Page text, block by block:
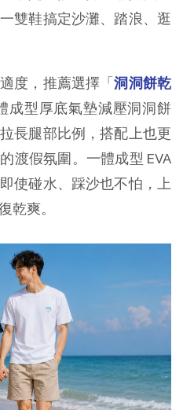
雙鞋搞定沙灘、踏浪、逛
度，推薦選擇「洞洞餅乾
成型厚底氣墊減壓洞洞餅
長腿部比例，搭配上也更
渡假氛圍。一體成型 EVA
使碰水、踩沙也不怕，上
乾爽。